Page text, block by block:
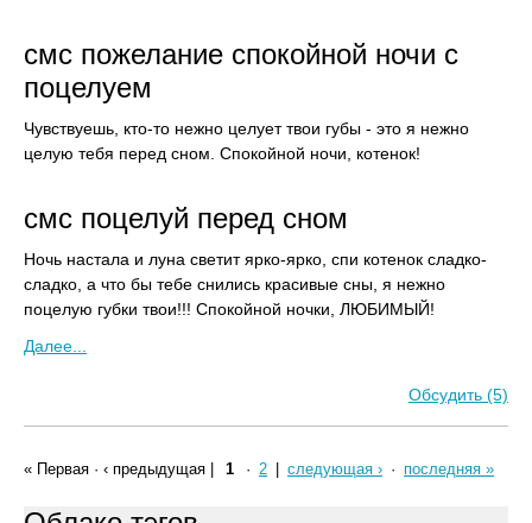
смс пожелание спокойной ночи с
поцелуем
Чувствуешь, кто-то нежно целует твои губы - это я нежно
целую тебя перед сном. Спокойной ночи, котенок!
смс поцелуй перед сном
Ночь настала и луна светит ярко-ярко, спи котенок сладко-
сладко, а что бы тебе снились красивые сны, я нежно
поцелую губки твои!!! Спокойной ночки, ЛЮБИМЫЙ!
Далее...
Обсудить (5)
« Первая · ‹ предыдущая 1 · 2 следующая › · последняя »